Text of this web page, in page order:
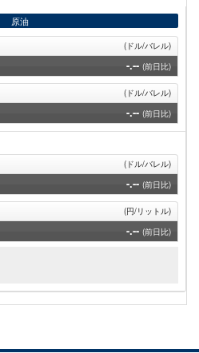
原油
(ドル/バレル)
-.-- (前日比)
(ドル/バレル)
-.-- (前日比)
(ドル/バレル)
-.-- (前日比)
(円/リットル)
-.-- (前日比)